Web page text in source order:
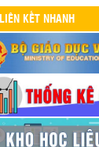
LIÊN KẾT NHANH